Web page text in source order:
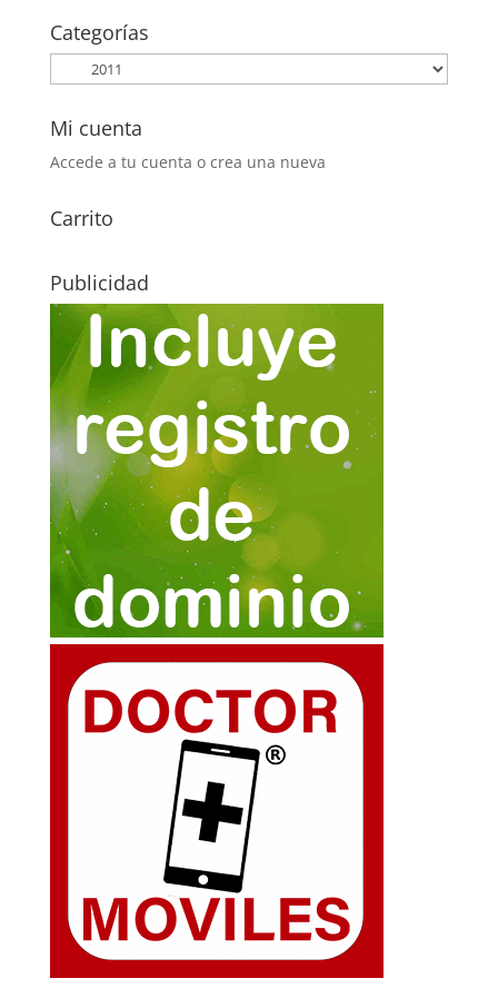
era:
1,05€.
es:
0,40€.
Categorías
Mi cuenta
Accede a tu cuenta o crea una nueva
Carrito
Publicidad